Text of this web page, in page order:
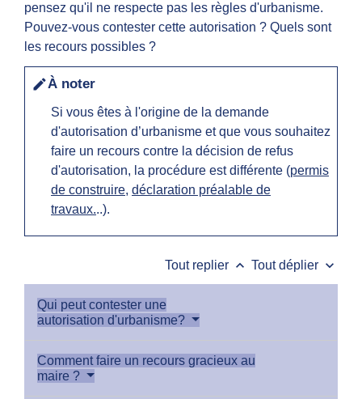
pensez qu'il ne respecte pas les règles d'urbanisme.
Pouvez-vous contester cette autorisation ? Quels sont
les recours possibles ?
editÀ noter
Si vous êtes à l'origine de la demande
d'autorisation d’urbanisme et que vous souhaitez
faire un recours contre la décision de refus
d'autorisation, la procédure est différente (permis
de construire, déclaration préalable de
travaux...).
Tout replier keyboard_arrow_up Tout déplier keyboard_arrow_down
Qui peut contester une
autorisation d'urbanisme?
Comment faire un recours gracieux au
maire ?